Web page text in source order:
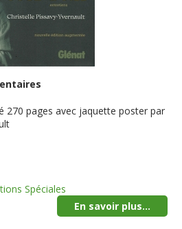
270 pages avec jaquette poster par
Spéciales
En savoir plus...